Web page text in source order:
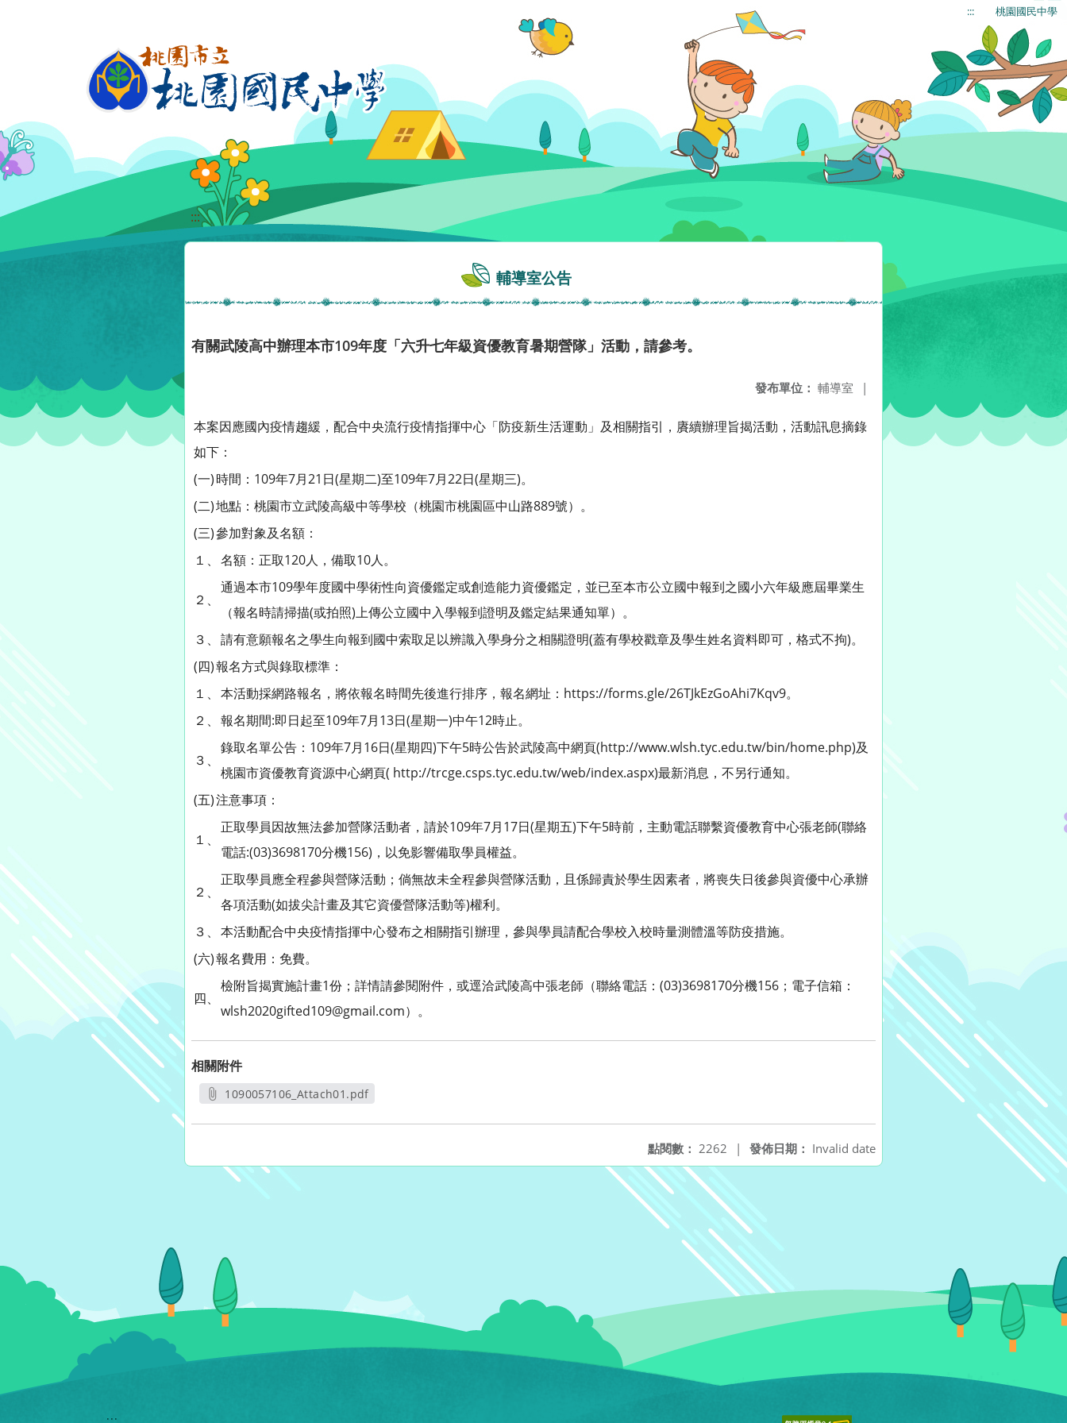
::: 桃園國民中學
:::
輔導室公告
有關武陵高中辦理本市109年度「六升七年級資優教育暑期營隊」活動，請參考。
發布單位： 輔導室 |
本案因應國內疫情趨緩，配合中央流行疫情指揮中心「防疫新生活運動」及相關指引，賡續辦理旨揭活動，活動訊息摘錄
如下：
(一)時間：109年7月21日(星期二)至109年7月22日(星期三)。
(二)地點：桃園市立武陵高級中等學校（桃園市桃園區中山路889號）。
(三)參加對象及名額：
１、 名額：正取120人，備取10人。
２、
通過本市109學年度國中學術性向資優鑑定或創造能力資優鑑定，並已至本市公立國中報到之國小六年級應屆畢業生
（報名時請掃描(或拍照)上傳公立國中入學報到證明及鑑定結果通知單）。
３、 請有意願報名之學生向報到國中索取足以辨識入學身分之相關證明(蓋有學校戳章及學生姓名資料即可，格式不拘)。
(四)報名方式與錄取標準：
１、 本活動採網路報名，將依報名時間先後進行排序，報名網址：https://forms.gle/26TJkEzGoAhi7Kqv9。
２、 報名期間:即日起至109年7月13日(星期一)中午12時止。
３、
錄取名單公告：109年7月16日(星期四)下午5時公告於武陵高中網頁(http://www.wlsh.tyc.edu.tw/bin/home.php)及
桃園市資優教育資源中心網頁( http://trcge.csps.tyc.edu.tw/web/index.aspx)最新消息，不另行通知。
(五)注意事項：
１、
正取學員因故無法參加營隊活動者，請於109年7月17日(星期五)下午5時前，主動電話聯繫資優教育中心張老師(聯絡
電話:(03)3698170分機156)，以免影響備取學員權益。
２、
正取學員應全程參與營隊活動；倘無故未全程參與營隊活動，且係歸責於學生因素者，將喪失日後參與資優中心承辦
各項活動(如拔尖計畫及其它資優營隊活動等)權利。
３、 本活動配合中央疫情指揮中心發布之相關指引辦理，參與學員請配合學校入校時量測體溫等防疫措施。
(六)報名費用：免費。
四、
檢附旨揭實施計畫1份；詳情請參閱附件，或逕洽武陵高中張老師（聯絡電話：(03)3698170分機156；電子信箱：
wlsh2020gifted109@gmail.com）。
相關附件
1090057106_Attach01.pdf
發佈日期： Invalid date
點閱數： 2262 |